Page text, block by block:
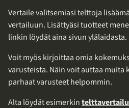
Vertaile valitsemiasi telttoja
vertailuun. Lisättyäsi tuotteet
linkin löydät aina sivun ylälaidasta.
Voit myös kirjoittaa omia
varusteista. Näin voit auttaa muita
parhaat varusteet helpommin.
Alta löydät esimerkin